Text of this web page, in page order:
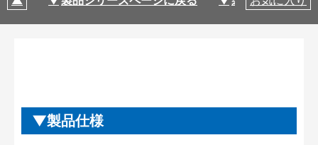
製品仕様